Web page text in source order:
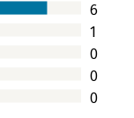
6
1
0
0
0